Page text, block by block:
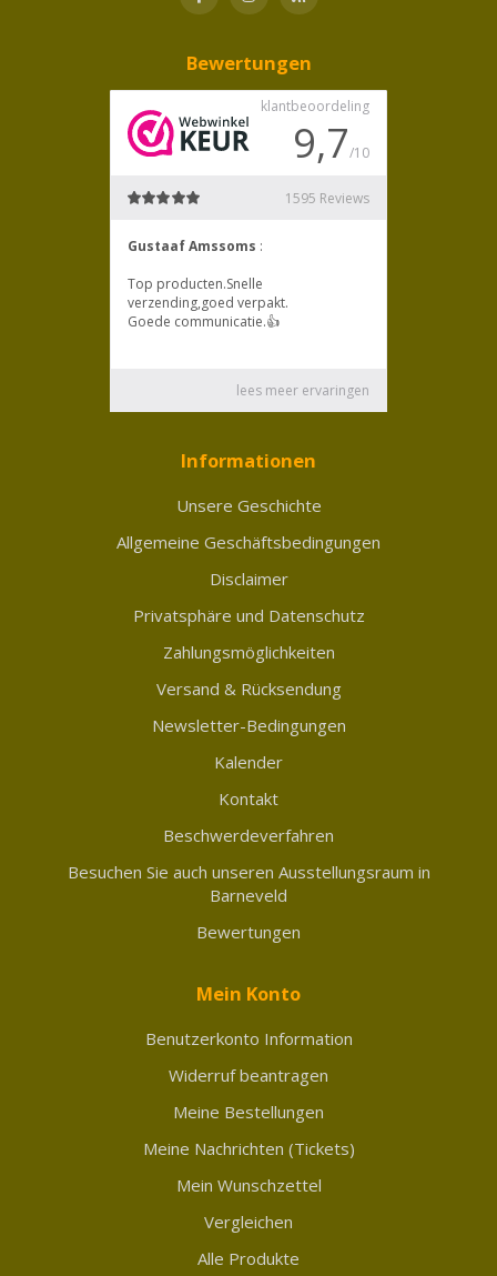
Bewertungen
Informationen
Unsere Geschichte
Allgemeine Geschäftsbedingungen
Disclaimer
Privatsphäre und Datenschutz
Zahlungsmöglichkeiten
Versand & Rücksendung
Newsletter-Bedingungen
Kalender
Kontakt
Beschwerdeverfahren
Besuchen Sie auch unseren Ausstellungsraum in
Barneveld
Bewertungen
Mein Konto
Benutzerkonto Information
Widerruf beantragen
Meine Bestellungen
Meine Nachrichten (Tickets)
Mein Wunschzettel
Vergleichen
Alle Produkte